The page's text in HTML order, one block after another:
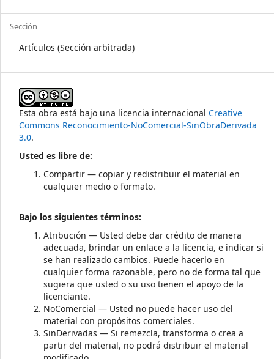
Sección
Artículos (Sección arbitrada)
Esta obra está bajo una licencia internacional Creative
Commons Reconocimiento-NoComercial-SinObraDerivada
3.0.
Usted es libre de:
Compartir — copiar y redistribuir el material en
cualquier medio o formato.
Bajo los siguientes términos:
Atribución — Usted debe dar crédito de manera
adecuada, brindar un enlace a la licencia, e indicar si
se han realizado cambios. Puede hacerlo en
cualquier forma razonable, pero no de forma tal que
sugiera que usted o su uso tienen el apoyo de la
licenciante.
NoComercial — Usted no puede hacer uso del
material con propósitos comerciales.
SinDerivadas — Si remezcla, transforma o crea a
partir del material, no podrá distribuir el material